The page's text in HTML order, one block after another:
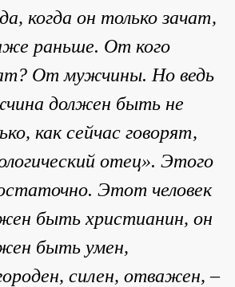
когда он только зачат,
раньше. От кого
От мужчины. Но ведь
должен быть не
как сейчас говорят,
отец». Этого
Этот человек
быть христианин, он
быть умен,
силен, отважен, –